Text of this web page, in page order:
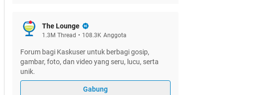
The Lounge
1.3M Thread • 108.3K Anggota
Forum bagi Kaskuser untuk berbagi gosip,
gambar, foto, dan video yang seru, lucu, serta
unik.
Gabung